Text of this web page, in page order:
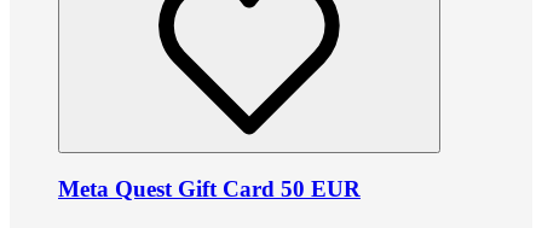
Meta Quest Gift Card 50 EUR